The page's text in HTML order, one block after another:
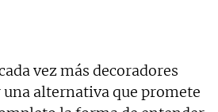
vez más decoradores
alternativa que promete